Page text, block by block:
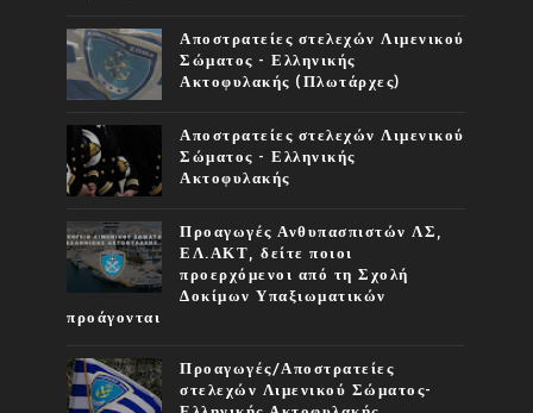
Αποστρατείες στελεχών Λιμενικού
Σώματος - Ελληνικής
Ακτοφυλακής (Πλωτάρχες)
Αποστρατείες στελεχών Λιμενικού
Σώματος - Ελληνικής
Ακτοφυλακής
Προαγωγές Ανθυπασπιστών ΛΣ,
ΕΛ.ΑΚΤ, δείτε ποιοι
προερχόμενοι από τη Σχολή
Δοκίμων Υπαξιωματικών
προάγονται
Προαγωγές/Αποστρατείες
στελεχών Λιμενικού Σώματος-